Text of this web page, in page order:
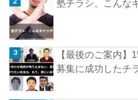
塾チラシ、こんな
【最後のご案内
募集に成功したチ